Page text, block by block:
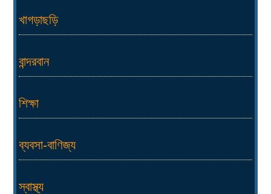
খাগড়াছড়ি
বান্দরবান
শিক্ষা
ব্যবসা-বাণিজ্য
স্বাস্থ্য